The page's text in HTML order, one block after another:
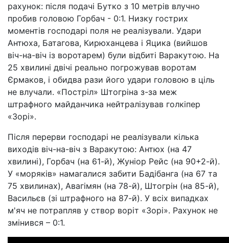
рахунок: після подачі Бутко з 10 метрів влучно
пробив головою Горбач - 0:1. Низку гострих
моментів господарі поля не реалізували. Удари
Антюха, Батагова, Кирюханцева і Яцика (вийшов
віч-на-віч із воротарем) були відбиті Варакутою. На
25 хвилині двічі реально погрожував воротам
Єрмаков, і обидва рази його удари головою в ціль
не влучали. «Постріл» Штогріна з-за меж
штрафного майданчика нейтралізував голкіпер
«Зорі».
Після перерви господарі не реалізували кілька
виходів віч-на-віч з Варакутою: Антюх (на 47
хвилині), Горбач (на 61-й), Жуніор Рейс (на 90+2-й).
У «моряків» намагалися забити Бадібанга (на 67 та
75 хвилинах), Авагімян (на 78-й), Штогрін (на 85-й),
Васильєв (зі штрафного на 87-й). У всіх випадках
м'яч не потрапляв у створ воріт «Зорі». Рахунок не
змінився – 0:1.